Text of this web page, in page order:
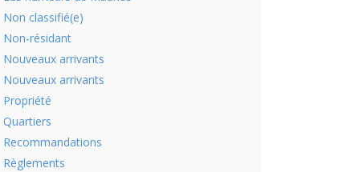
Non classifié(e)
Non-résidant
Nouveaux arrivants
Nouveaux arrivants
Propriété
Quartiers
Recommandations
Règlements